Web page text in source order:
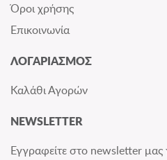
Όροι χρήσης
Επικοινωνία
ΛΟΓΑΡΙΑΣΜΟΣ
Καλάθι Αγορών
NEWSLETTER
Εγγραφείτε στο newsletter μας